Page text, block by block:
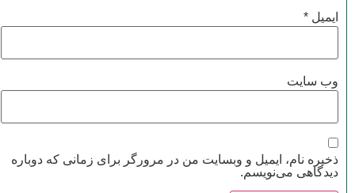
ایمیل *
وب‌ سایت
ذخیره نام، ایمیل و وبسایت من در مرورگر برای زمانی که دوباره
دیدگاهی می‌نویسم.